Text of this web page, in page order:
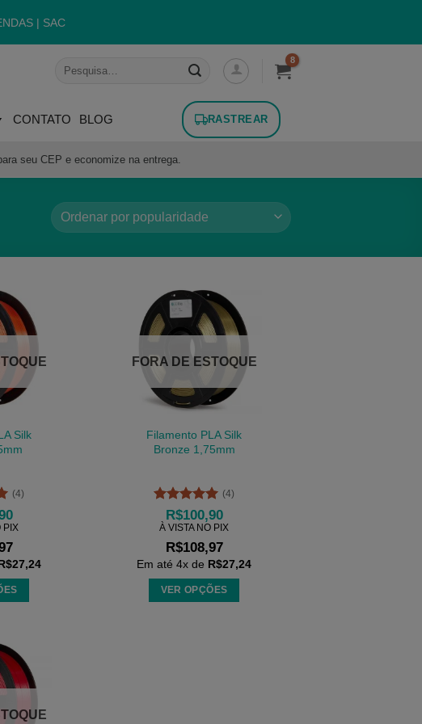
| SAC
Pesquisar
CONTATO BLOG RASTREAR
seu CEP e economize na entrega.
Silk
5
(4)
PIX
27,24
FORA DE ESTOQUE
Filamento PLA Silk
Bronze 1,75mm
Avaliação5
de 5
(4)
R$100,90
À VISTA NO PIX
R$108,97
Em até 4x de R$27,24
VER OPÇÕES